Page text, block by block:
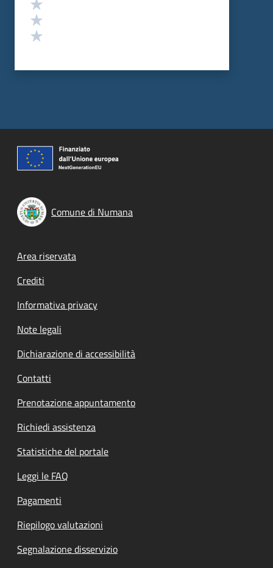
Comune di Numana
Footer menu
Area riservata
Crediti
Informativa privacy
Note legali
Dichiarazione di accessibilità
Contatti
Prenotazione appuntamento
Richiedi assistenza
Statistiche del portale
Leggi le FAQ
Pagamenti
Riepilogo valutazioni
Segnalazione disservizio